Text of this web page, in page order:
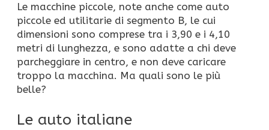
Le macchine piccole, note anche come auto
piccole ed utilitarie di segmento B, le cui
dimensioni sono comprese tra i 3,90 e i 4,10
metri di lunghezza, e sono adatte a chi deve
parcheggiare in centro, e non deve caricare
troppo la macchina. Ma quali sono le più
belle?
Le auto italiane